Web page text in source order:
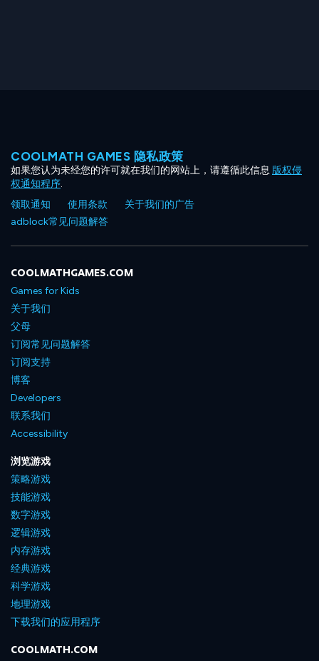
COOLMATH GAMES 隐私政策
如果您认为未经您的许可就在我们的网站上，请遵循此信息版权侵
权通知程序.
领取通知
使用条款
关于我们的广告
adblock常见问题解答
COOLMATHGAMES.COM
Games for Kids
关于我们
父母
订阅常见问题解答
订阅支持
博客
Developers
联系我们
Accessibility
浏览游戏
策略游戏
技能游戏
数字游戏
逻辑游戏
内存游戏
经典游戏
科学游戏
地理游戏
下载我们的应用程序
COOLMATH.COM